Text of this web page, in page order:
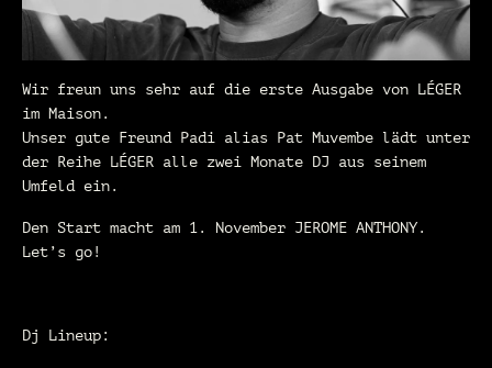
Wir freun uns sehr auf die erste Ausgabe von LÉGER
im Maison.
Unser gute Freund Padi alias Pat Muvembe lädt unter
der Reihe LÉGER alle zwei Monate DJ aus seinem
Umfeld ein.
Den Start macht am 1. November JEROME ANTHONY.
Let’s go!
Dj Lineup: